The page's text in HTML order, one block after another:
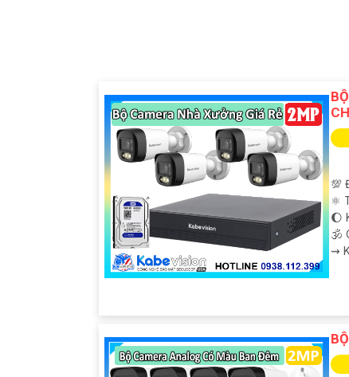
Vantech VP-131N:
Nhớ kiểm tra các yêu cầu kỹ thuật và
tư vấn cụ thể hơn. Chúc bạn tìm được sản
💯
⚛️
🌔
🕉️
️⇝